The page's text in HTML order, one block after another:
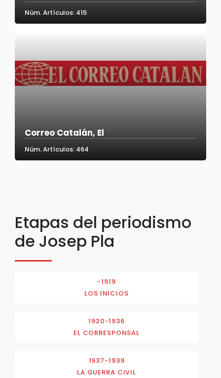
Núm. Artículos: 415
Correo Catalán, El
Núm. Artículos: 464
Etapas del periodismo
de Josep Pla
-1919
LOS INICIOS
1920-1936
EL CORRESPONSAL
1937-1939
LA GUERRA CIVIL